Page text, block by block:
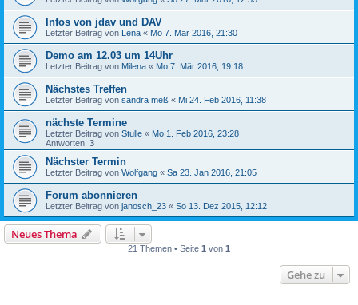
Infos von jdav und DAV
Letzter Beitrag von Lena « Mo 7. Mär 2016, 21:30
Demo am 12.03 um 14Uhr
Letzter Beitrag von Milena « Mo 7. Mär 2016, 19:18
Nächstes Treffen
Letzter Beitrag von sandra meß « Mi 24. Feb 2016, 11:38
nächste Termine
Letzter Beitrag von Stulle « Mo 1. Feb 2016, 23:28
Antworten: 3
Nächster Termin
Letzter Beitrag von Wolfgang « Sa 23. Jan 2016, 21:05
Forum abonnieren
Letzter Beitrag von janosch_23 « So 13. Dez 2015, 12:12
Neues Thema
21 Themen • Seite 1 von 1
Gehe zu